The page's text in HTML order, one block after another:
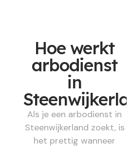
Hoe werkt
arbodienst
in
Als je een arbodienst in
Steenwijkerland zoekt, is
het prettig wanneer